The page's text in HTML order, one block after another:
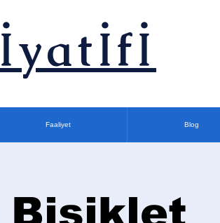
Faaliyet Blog
Bisiklet